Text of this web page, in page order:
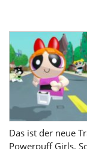
Das ist der neue
Powerpuff Girls.